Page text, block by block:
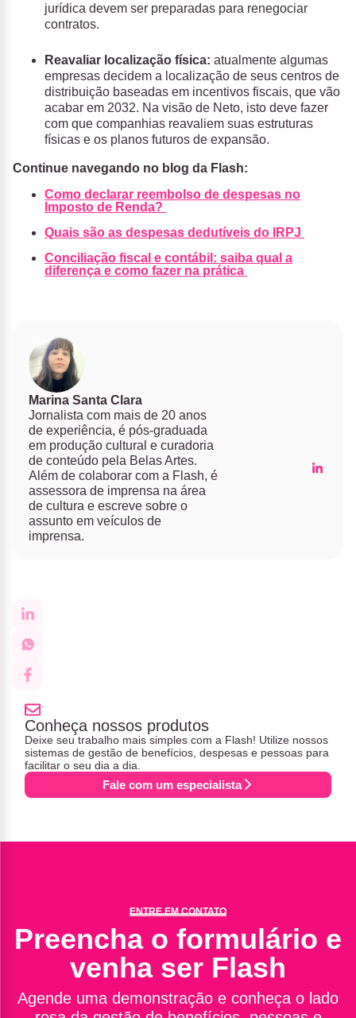
jurídica devem ser preparadas para renegociar
contratos.
Reavaliar localização física: atualmente algumas
empresas decidem a localização de seus centros de
distribuição baseadas em incentivos fiscais, que vão
acabar em 2032. Na visão de Neto, isto deve fazer
com que companhias reavaliem suas estruturas
físicas e os planos futuros de expansão.
Continue navegando no blog da Flash:
Como declarar reembolso de despesas no
Imposto de Renda?
Quais são as despesas dedutíveis do IRPJ
Conciliação fiscal e contábil: saiba qual a
diferença e como fazer na prática
Marina Santa Clara
Jornalista com mais de 20 anos
de experiência, é pós-graduada
em produção cultural e curadoria
de conteúdo pela Belas Artes.
Além de colaborar com a Flash, é
assessora de imprensa na área
de cultura e escreve sobre o
assunto em veículos de
imprensa.
Conheça nossos produtos
Deixe seu trabalho mais simples com a Flash! Utilize nossos
sistemas de gestão de benefícios, despesas e pessoas para
facilitar o seu dia a dia.
Fale com um especialista
ENTRE EM CONTATO
Preencha o formulário e
venha ser Flash
Agende uma demonstração e conheça o lado